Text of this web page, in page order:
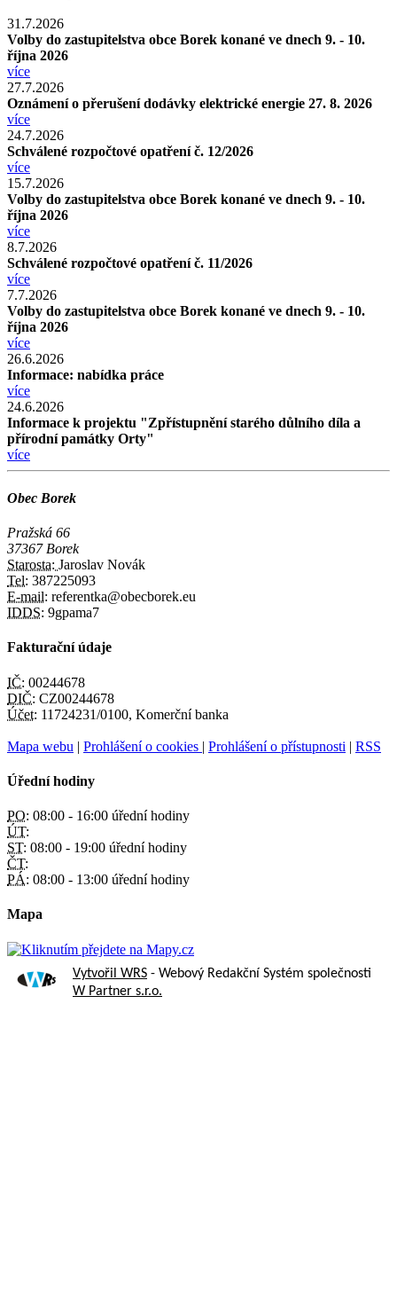
31.7.2026
Volby do zastupitelstva obce Borek konané ve dnech 9. - 10.
října 2026
více
27.7.2026
Oznámení o přerušení dodávky elektrické energie 27. 8. 2026
více
24.7.2026
Schválené rozpočtové opatření č. 12/2026
více
15.7.2026
Volby do zastupitelstva obce Borek konané ve dnech 9. - 10.
října 2026
více
8.7.2026
Schválené rozpočtové opatření č. 11/2026
více
7.7.2026
Volby do zastupitelstva obce Borek konané ve dnech 9. - 10.
října 2026
více
26.6.2026
Informace: nabídka práce
více
24.6.2026
Informace k projektu "Zpřístupnění starého důlního díla a
přírodní památky Orty"
více
Obec Borek
Pražská 66
37367 Borek
Starosta: Jaroslav Novák
Tel: 387225093
E-mail: referentka@obecborek.eu
IDDS: 9gpama7
Fakturační údaje
IČ: 00244678
DIČ: CZ00244678
Účet: 11724231/0100, Komerční banka
Mapa webu | Prohlášení o cookies | Prohlášení o přístupnosti | RSS
Úřední hodiny
PO: 08:00 - 16:00 úřední hodiny
ÚT:
ST: 08:00 - 19:00 úřední hodiny
ČT:
PÁ: 08:00 - 13:00 úřední hodiny
Mapa
Vytvořil WRS - Webový Redakční Systém společnosti
W Partner s.r.o.